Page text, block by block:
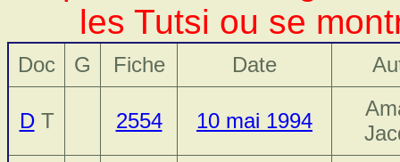
les Tutsi ou se
Doc G Fiche Date
DT 2554 10 mai 1994